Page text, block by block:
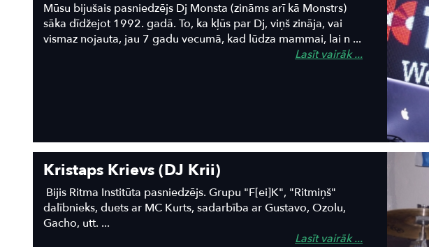
Mūsu bijušais pasniedzējs Dj Monsta (zināms arī kā Monstrs)
sāka dīdžejot 1992. gadā. To, ka kļūs par Dj, viņš zināja, vai
vismaz nojauta, jau 7 gadu vecumā, kad lūdza mammai, lai n ...
Lasīt vairāk ...
Kristaps Krievs (DJ Krii)
Bijis Ritma Institūta pasniedzējs. Grupu "F[ei]K", "Ritmiņš"
dalībnieks, duets ar MC Kurts, sadarbība ar Gustavo, Ozolu,
Gacho, utt. ...
Lasīt vairāk ...